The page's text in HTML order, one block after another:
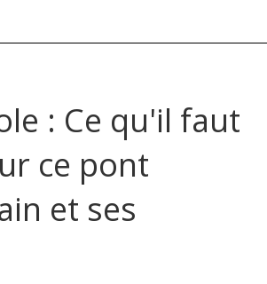
: Ce qu'il faut
ce pont
et ses